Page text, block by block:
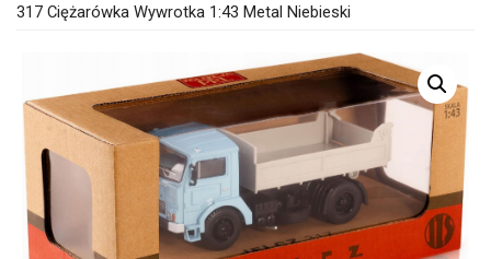
317 Ciężarówka Wywrotka 1:43 Metal Niebieski